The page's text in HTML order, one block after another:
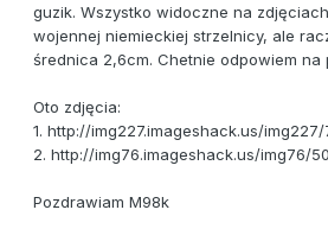
guzik. Wszystko widoczne na
wojennej niemieckiej strzelnicy, ale
średnica 2,6cm. Chetnie odpowiem na
Oto zdjęcia:
1. http://img227.imageshack.us/
2. http://img76.imageshack.us/img76/
Pozdrawiam M98k